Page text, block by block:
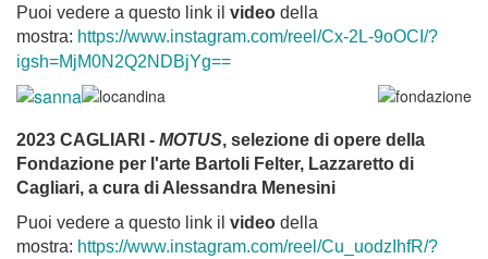
Puoi vedere a questo link il video della
mostra: https://www.instagram.com/reel/Cx-2L-9oOCI/?
igsh=MjM0N2Q2NDBjYg==
2023 CAGLIARI - MOTUS, selezione di opere della
Fondazione per l'arte Bartoli Felter, Lazzaretto di
Cagliari, a cura di Alessandra Menesini
Puoi vedere a questo link il video della
mostra: https://www.instagram.com/reel/Cu_uodzIhfR/?